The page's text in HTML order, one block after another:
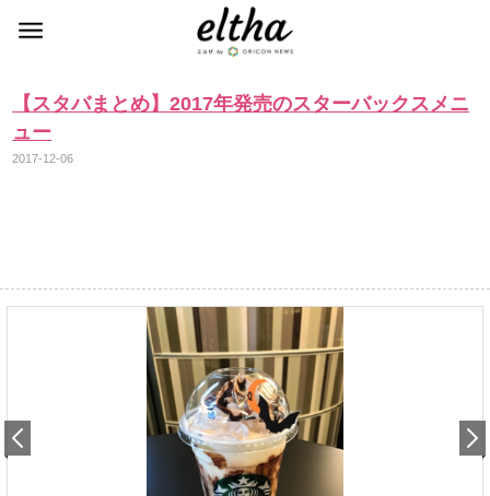
【スタバまとめ】2017年発売のスターバックスメニ
ュー
2017-12-06